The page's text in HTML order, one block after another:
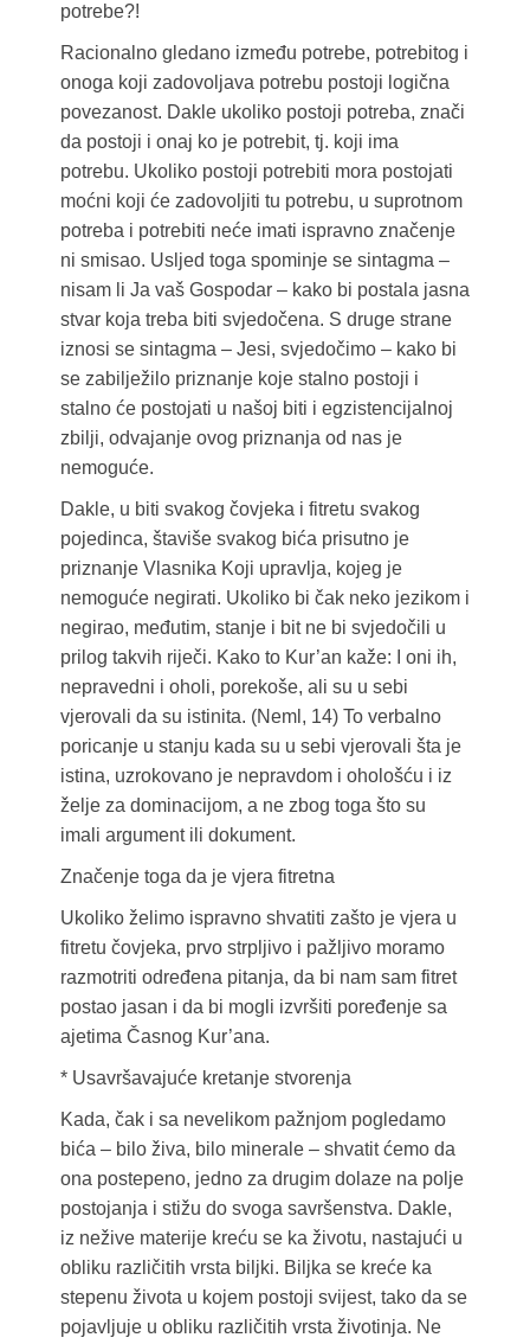
potrebe?!
Racionalno gledano između potrebe, potrebitog i
onoga koji zadovoljava potrebu postoji logična
povezanost. Dakle ukoliko postoji potreba, znači
da postoji i onaj ko je potrebit, tj. koji ima
potrebu. Ukoliko postoji potrebiti mora postojati
moćni koji će zadovoljiti tu potrebu, u suprotnom
potreba i potrebiti neće imati ispravno značenje
ni smisao. Usljed toga spominje se sintagma –
nisam li Ja vaš Gospodar – kako bi postala jasna
stvar koja treba biti svjedočena. S druge strane
iznosi se sintagma – Jesi, svjedočimo – kako bi
se zabilježilo priznanje koje stalno postoji i
stalno će postojati u našoj biti i egzistencijalnoj
zbilji, odvajanje ovog priznanja od nas je
nemoguće.
Dakle, u biti svakog čovjeka i fitretu svakog
pojedinca, štaviše svakog bića prisutno je
priznanje Vlasnika Koji upravlja, kojeg je
nemoguće negirati. Ukoliko bi čak neko jezikom i
negirao, međutim, stanje i bit ne bi svjedočili u
prilog takvih riječi. Kako to Kur’an kaže: I oni ih,
nepravedni i oholi, porekoše, ali su u sebi
vjerovali da su istinita. (Neml, 14) To verbalno
poricanje u stanju kada su u sebi vjerovali šta je
istina, uzrokovano je nepravdom i ohološću i iz
želje za dominacijom, a ne zbog toga što su
imali argument ili dokument.
Značenje toga da je vjera fitretna
Ukoliko želimo ispravno shvatiti zašto je vjera u
fitretu čovjeka, prvo strpljivo i pažljivo moramo
razmotriti određena pitanja, da bi nam sam fitret
postao jasan i da bi mogli izvršiti poređenje sa
ajetima Časnog Kur’ana.
* Usavršavajuće kretanje stvorenja
Kada, čak i sa nevelikom pažnjom pogledamo
bića – bilo živa, bilo minerale – shvatit ćemo da
ona postepeno, jedno za drugim dolaze na polje
postojanja i stižu do svoga savršenstva. Dakle,
iz nežive materije kreću se ka životu, nastajući u
obliku različitih vrsta biljki. Biljka se kreće ka
stepenu života u kojem postoji svijest, tako da se
pojavljuje u obliku različitih vrsta životinja. Ne